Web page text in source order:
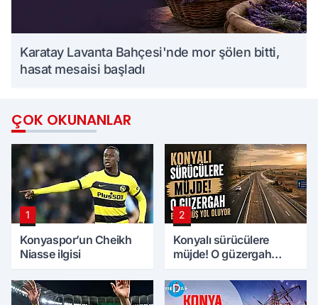
Karatay Lavanta Bahçesi'nde mor şölen bitti,
hasat mesaisi başladı
ÇOK OKUNANLAR
1
Konyaspor’un Cheikh
Niasse ilgisi
2
Konyalı sürücülere
müjde! O güzergah